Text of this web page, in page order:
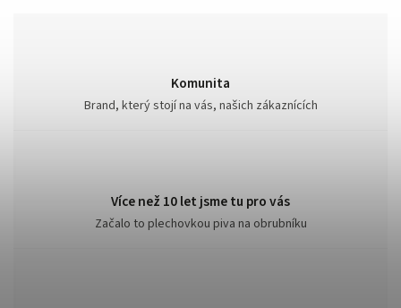
Komunita
Brand, který stojí na vás, našich zákaznících
Více než 10 let jsme tu pro vás
Začalo to plechovkou piva na obrubníku